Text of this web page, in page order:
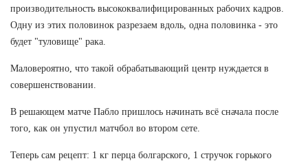
производительность высококвалифицированных рабочих кадров.
Одну из этих половинок разрезаем вдоль, одна половинка - это
будет "туловище" рака.
Маловероятно, что такой обрабатывающий центр нуждается в
совершенствовании.
В решающем матче Пабло пришлось начинать всё сначала после
того, как он упустил матчбол во втором сете.
Теперь сам рецепт: 1 кг перца болгарского, 1 стручок горького